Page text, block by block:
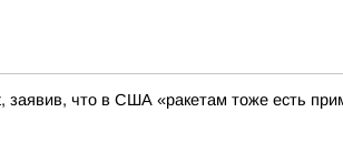
что в США «ракетам тоже есть